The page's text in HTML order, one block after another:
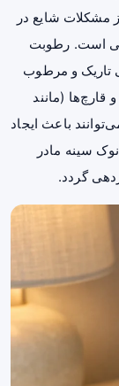
مشکلات شایع در
است. رطوبت
تاریک و مرطوب
قارچ‌ها (مانند
باعث ایجاد
سینه مادر
گردد.